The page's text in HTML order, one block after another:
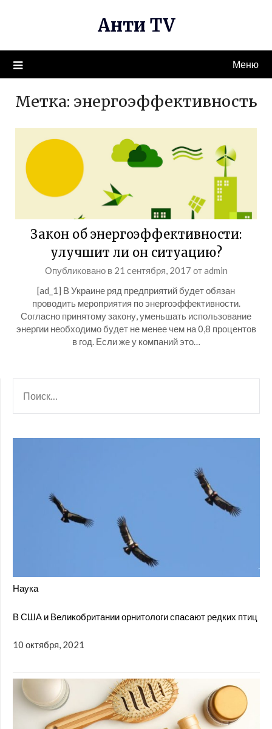
Анти TV
Меню
Метка: энергоэффективность
Закон об энергоэффективности:
улучшит ли он ситуацию?
Опубликовано в 21 сентября, 2017 отadmin
[ad_1] В Украине ряд предприятий будет обязан
проводить мероприятия по энергоэффективности.
Согласно принятому закону, уменьшать использование
энергии необходимо будет не менее чем на 0,8 процентов
в год. Если же у компаний это…
Наука
В США и Великобритании орнитологи спасают редких птиц
10 октября, 2021